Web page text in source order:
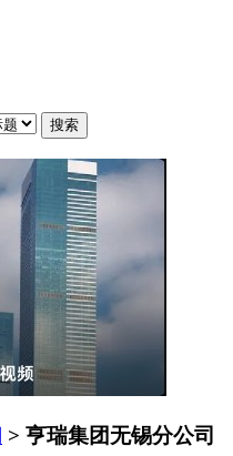
搜索
> 亨瑞集团无锡分公司